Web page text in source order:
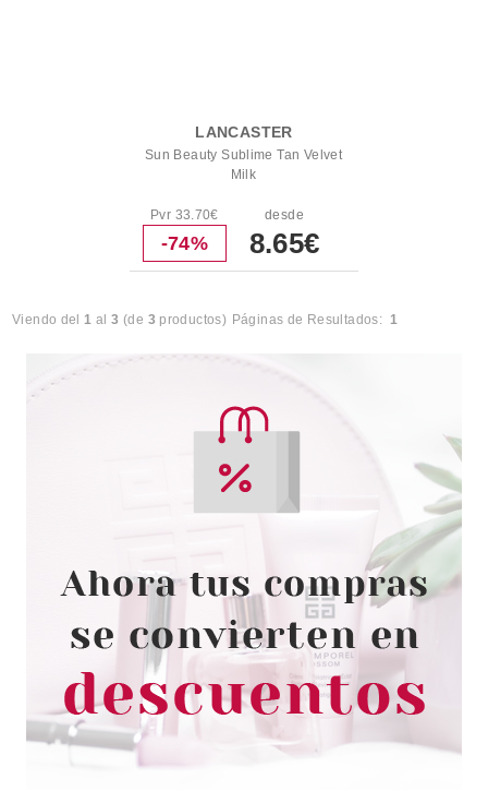
LANCASTER
Sun Beauty Sublime Tan Velvet
Milk
Pvr 33.70€
-74%
desde
8.65€
Viendo del1 al3 (de 3 productos) Páginas de Resultados: 1